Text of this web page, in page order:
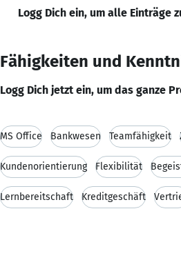
Logg Dich ein, um alle Einträge
Fähigkeiten und
Logg Dich jetzt ein, um das ganze
MS Office Bankwesen Teamfähigkeit
Kundenorientierung Flexibilität
Lernbereitschaft Kreditgeschäft